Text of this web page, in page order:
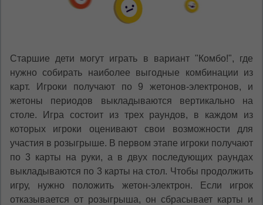
Старшие дети могут играть в вариант "Комбо!", где
нужно собирать наиболее выгодные комбинации из
карт. Игроки получают по 9 жетонов-электронов, и
жетоны периодов выкладываются вертикально на
столе. Игра состоит из трех раундов, в каждом из
которых игроки оценивают свои возможности для
участия в розыгрыше. В первом этапе игроки получают
по 3 карты на руки, а в двух последующих раундах
выкладываются по 3 карты на стол. Чтобы продолжить
игру, нужно положить жетон-электрон. Если игрок
отказывается от розыгрыша, он сбрасывает карты и